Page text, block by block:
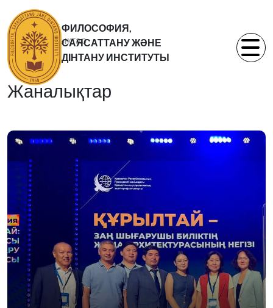
ФИЛОСОФИЯ,
САЯСАТТАНУ ЖӘНЕ
ДІНТАНУ ИНСТИТУТЫ
Басты бет
Жаналықтар
Статьи
Жаналықтар